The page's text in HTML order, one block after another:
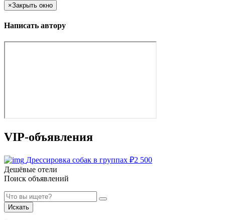
×Закрыть окно
Написать автору
VIP-объявления
Дрессировка собак в группах ₽2 500
Дешёвые отели
Поиск объявлений
Искать